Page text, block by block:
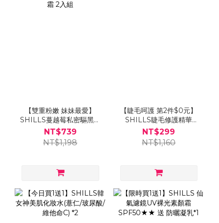
【雙重粉嫩 妹妹最愛】
SHILLS蔓越莓私密驅黑嫩
白霜 2入組
NT$739
NT$1,198
【睫毛呵護 第2件$0元】
SHILLS睫毛修護精華
8ml*2
NT$299
NT$1,160